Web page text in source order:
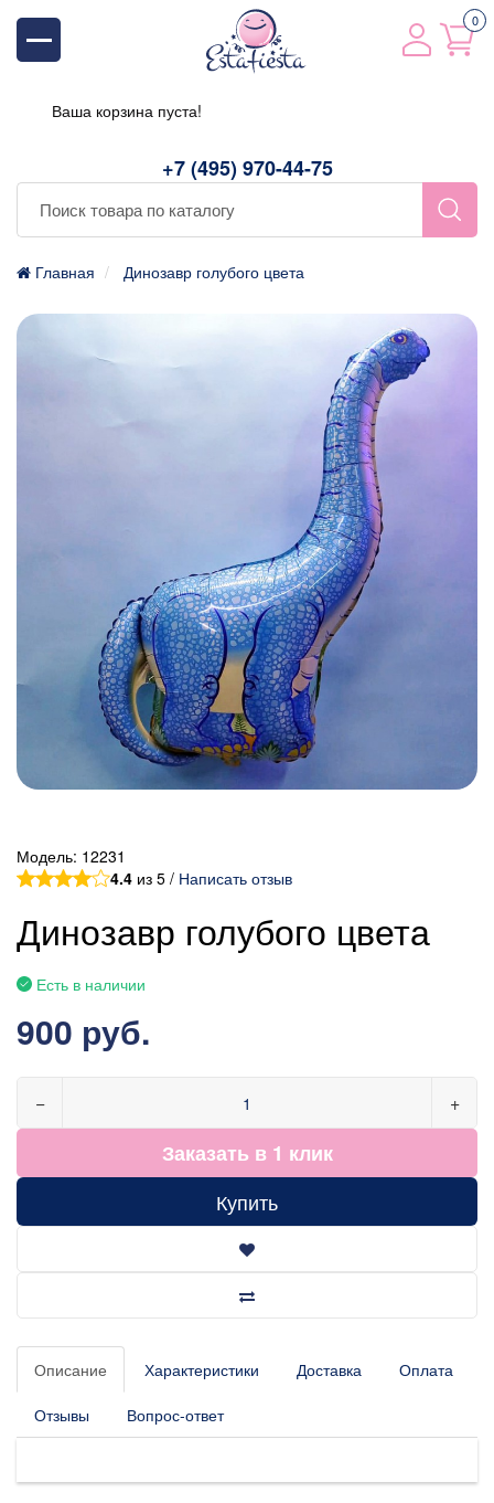
+7 (495) 970-44-75
0
Ваша корзина пуста!
Главная Динозавр голубого цвета
Модель: 12231
4.4 из 5 / Написать отзыв
Динозавр голубого цвета
Есть в наличии
900 руб.
− +
Заказать в 1 клик
Купить
Описание Характеристики Доставка Оплата
Отзывы Вопрос-ответ